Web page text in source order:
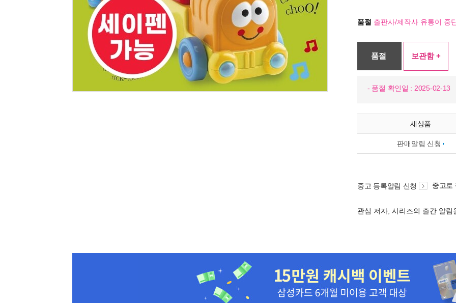
품절 출판사/제작사 유통이 중
품절 보관함 +
- 품절 확인일 : 2025-02-13
새상품
판매알림 신청
중고 등록알림 신청 중고로
관심 저자, 시리즈의 출간 알림